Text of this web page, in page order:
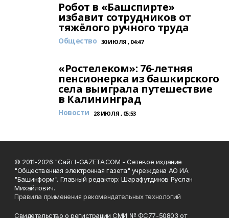
Робот в «Башспирте»
избавит сотрудников от
тяжёлого ручного труда
Общество 30 ИЮЛЯ , 04:47
«Ростелеком»: 76-летняя
пенсионерка из башкирского
села выиграла путешествие
в Калининград
Новости 28 ИЮЛЯ , 05:53
© 2011-2026 "Сайт I-GAZETA.COM - Сетевое издание
"Общественная электронная газета" учреждена АО ИА
"Башинформ". Главный редактор: Шарафутдинов Руслан
Михайлович.
Правила применения рекомендательных технологий
Свидетельство о регистрации СМИ № ФС77-50803 от